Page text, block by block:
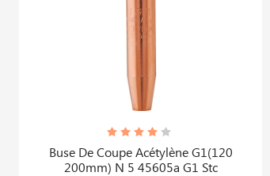
Buse De Coupe Acétylène G1(120
200mm) N 5 45605a G1 Stc